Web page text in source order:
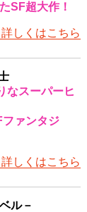
SF超大作！
詳しくはこちら
なスーパーヒ
ファンタジ
詳しくはこちら
ル－